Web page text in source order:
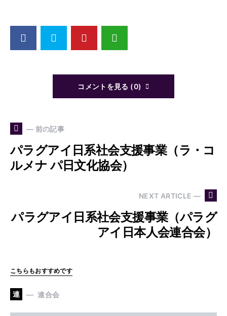
コメントを見る (0)
— 前の記事
パラグアイ日系社会支援事業（ラ・コ
ルメナ パ日文化協会）
NEXT ARTICLE —
パラグアイ日系社会支援事業（パラグ
アイ日本人会連合会）
こちらもおすすめです
連 連合会